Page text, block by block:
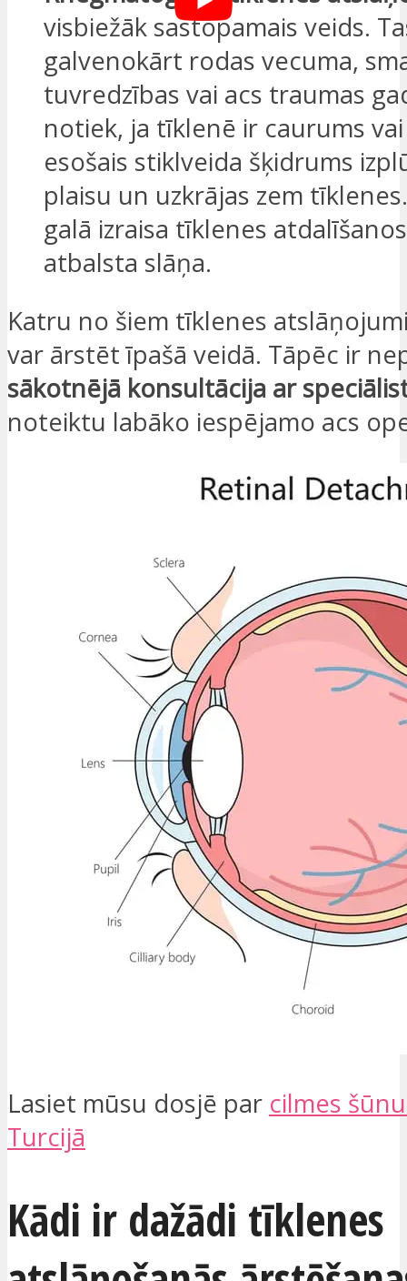
visbiežāk sastopamais veids.
galvenokārt rodas vecuma,
tuvredzības vai acs traumas
notiek, ja tīklenē ir caurums
esošais stiklveida šķidrums
plaisu un uzkrājas zem
galā izraisa tīklenes
atbalsta slāņa.
Katru no šiem tīklenes
var ārstēt īpašā veidā. Tāpēc ir
sākotnējā konsultācija ar
noteiktu labāko iespējamo acs
Lasiet mūsu dosjē par cilmes
Turcijā
Kādi ir dažādi tīklenes